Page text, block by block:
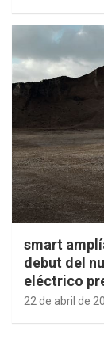
smart
debut del
eléctrico
22 de abril de